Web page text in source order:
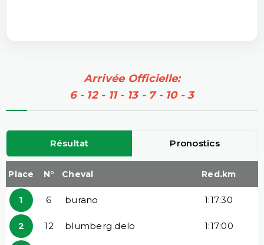
Arrivée Officielle:
6 - 12 - 11 - 13 - 7 - 10 - 3
Résultat Pronostics
Place N° Cheval Red.km
1 6 burano 1:17:30
2 12 blumberg delo 1:17:00